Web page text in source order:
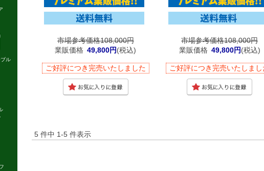
市場参考価格108,000円
業販価格 49,800円(税込)
ご好評につき完売いたしました
市場参考価格108,000円
業販価格 49,800円(税込)
ご好評につき完売いたしまし
5 件中 1-5 件表示